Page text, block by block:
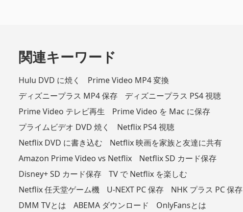
関連キーワード
Hulu DVD に焼く
Prime Video MP4 変換
ディズニープラス MP4 保存
ディズニープラス PS4 視聴
Prime Video テレビ再生
Prime Video を Mac に保存
プライムビデオ DVD 焼く
Netflix PS4 視聴
Netflix DVD に書き込む
Netflix 映画を家族と友達に共有
Amazon Prime Video vs Netflix
Netflix SD カード保存
Disney+ SD カード保存
TV で Netflix を楽しむ
Netflix 任天堂ゲーム機
U-NEXT PC 保存
NHK プラス PC 保存
DMM TVとは
ABEMA ダウンロード
OnlyFansとは